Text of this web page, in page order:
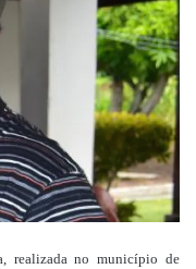
realizada no município de